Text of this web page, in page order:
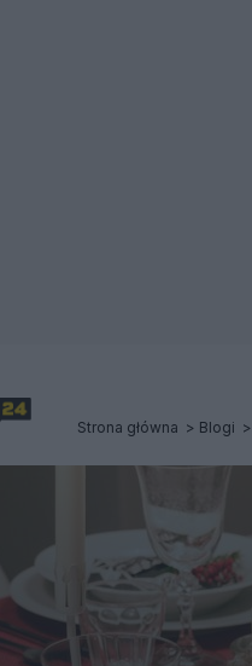
Strona główna Blogi